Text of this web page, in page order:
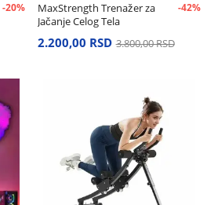
-20%
MaxStrength Trenažer za
Jačanje Celog Tela
-42%
2.200,00 RSD 3.800,00 RSD